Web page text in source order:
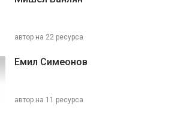
автор на 22 ресурса
Емил Симеонов
автор на 11 ресурса